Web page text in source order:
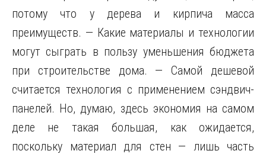
потому что у дерева и кирпича масса
преимуществ. — Какие материалы и технологии
могут сыграть в пользу уменьшения бюджета
при строительстве дома. — Самой дешевой
считается технология с применением сэндвич-
панелей. Но, думаю, здесь экономия на самом
деле не такая большая, как ожидается,
поскольку материал для стен — лишь часть